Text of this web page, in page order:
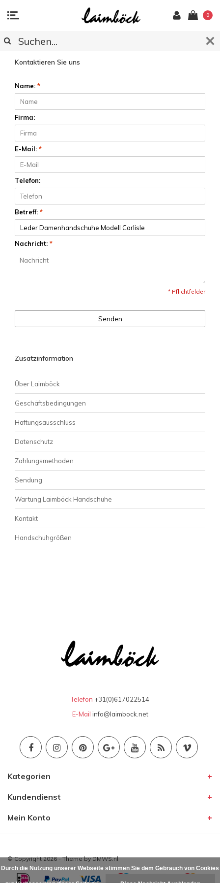
0
KUNDENDIENST
Kontaktieren Sie uns
Name: *
Firma:
E-Mail: *
Telefon:
Betreff: *
Nachricht: *
* Pflichtfelder
Senden
Zusatzinformation
Über Laimböck
Geschäftsbedingungen
Haftungsausschluss
Datenschutz
Zahlungsmethoden
Sendung
Wartung Laimböck Handschuhe
Kontakt
Handschuhgrößen
Telefon +31(0)617022514
E-Mail info@laimbock.net
Kategorien
Kundendienst
Mein Konto
© Copyright 2026 - Theme byDMWS.nl
Durch die Nutzung unserer Webseite stimmen Sie dem Gebrauch von Cookies